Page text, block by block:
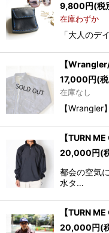
9,800円(税
在庫わずか
「大人のデ
【
17,000円(
在庫なし
【
【TURN
20,000円(
都会の空気
水タ…
【TURN
20,000円(